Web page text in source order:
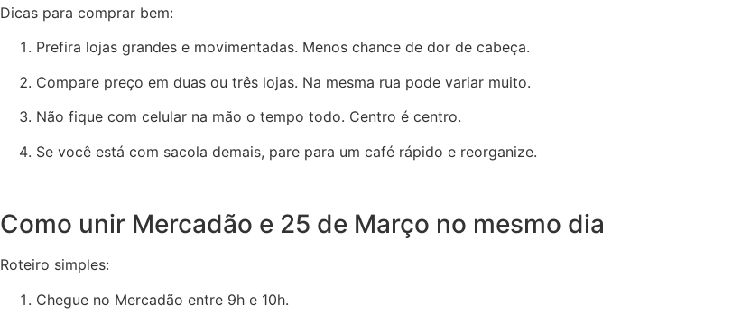
Dicas para comprar bem:
Prefira lojas grandes e movimentadas. Menos chance de dor de cabeça.
Compare preço em duas ou três lojas. Na mesma rua pode variar muito.
Não fique com celular na mão o tempo todo. Centro é centro.
Se você está com sacola demais, pare para um café rápido e reorganize.
Como unir Mercadão e 25 de Março no mesmo dia
Roteiro simples:
Chegue no Mercadão entre 9h e 10h.